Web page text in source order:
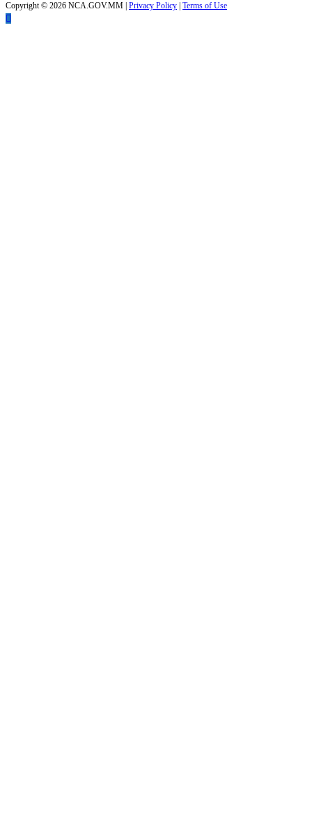
Copyright © 2026 NCA.GOV.MM | Privacy Policy Terms of Use